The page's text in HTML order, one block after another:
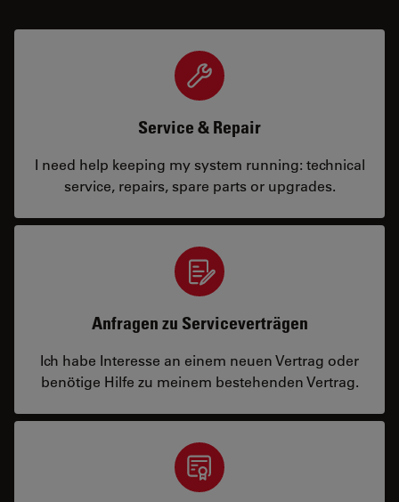
Service & Repair
I need help keeping my system running: technical
service, repairs, spare parts or upgrades.
Anfragen zu Serviceverträgen
Ich habe Interesse an einem neuen Vertrag oder
benötige Hilfe zu meinem bestehenden Vertrag.